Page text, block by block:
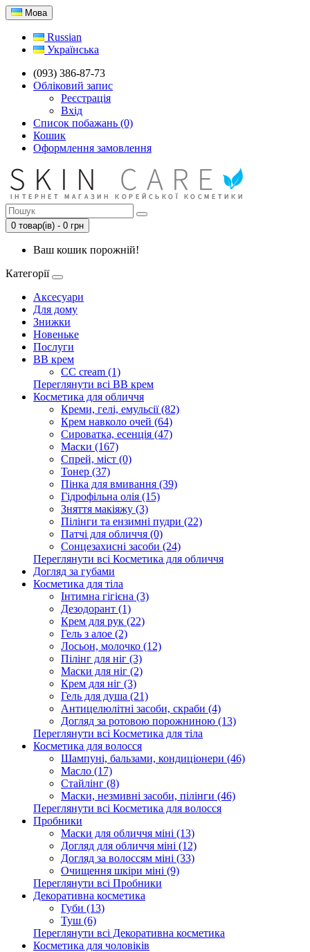
Мова
Russian
Українська
(093) 386-87-73
Обліковий запис
Реєстрація
Вхід
Список побажань (0)
Кошик
Оформлення замовлення
0 товар(ів) - 0 грн
Ваш кошик порожній!
Категорії
Аксесуари
Для дому
Знижки
Новеньке
Послуги
BB крем
CC cream (1)
Переглянути всі BB крем
Косметика для обличчя
Креми, гелі, емульсії (82)
Крем навколо очей (64)
Сироватка, есенція (47)
Маски (167)
Спрей, міст (0)
Тонер (37)
Пінка для вмивання (39)
Гідрофільна олія (15)
Зняття макіяжу (3)
Пілінги та ензимні пудри (22)
Патчі для обличчя (0)
Сонцезахисні засоби (24)
Переглянути всі Косметика для обличчя
Догляд за губами
Косметика для тіла
Інтимна гігієна (3)
Дезодорант (1)
Крем для рук (22)
Гель з алое (2)
Лосьон, молочко (12)
Пілінг для ніг (3)
Маски для ніг (2)
Крем для ніг (3)
Гель для душа (21)
Антицелюлітні засоби, скраби (4)
Догляд за ротовою порожниною (13)
Переглянути всі Косметика для тіла
Косметика для волосся
Шампуні, бальзами, кондиціонери (46)
Масло (17)
Стайлінг (8)
Маски, незмивні засоби, пілінги (46)
Переглянути всі Косметика для волосся
Пробники
Маски для обличчя міні (13)
Догляд для обличчя міні (12)
Догляд за волоссям міні (33)
Очищення шкіри міні (9)
Переглянути всі Пробники
Декоративна косметика
Губи (13)
Туш (6)
Переглянути всі Декоративна косметика
Косметика для чоловіків